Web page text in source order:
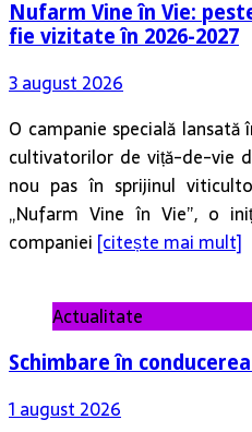
Nufarm Vine în Vie:
fie vizitate în 2026-2027
3 august 2026
O campanie specială
cultivatorilor de viță-de-vie
nou pas în sprijinul
„Nufarm Vine în Vie”, o
companiei [citește mai mult]
Actualitate
Schimbare în
1 august 2026